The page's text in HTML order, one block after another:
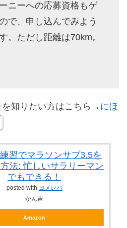
ニーへの応募資格もゲ
で、申し込んでみよう
。ただし距離は70km。
知りたい方はこちら→ にほ
習でマラソンサブ3.5を
法: 忙しいサラリーマン
でもできる！
posted with ヨメレバ
かん吉
Amazon